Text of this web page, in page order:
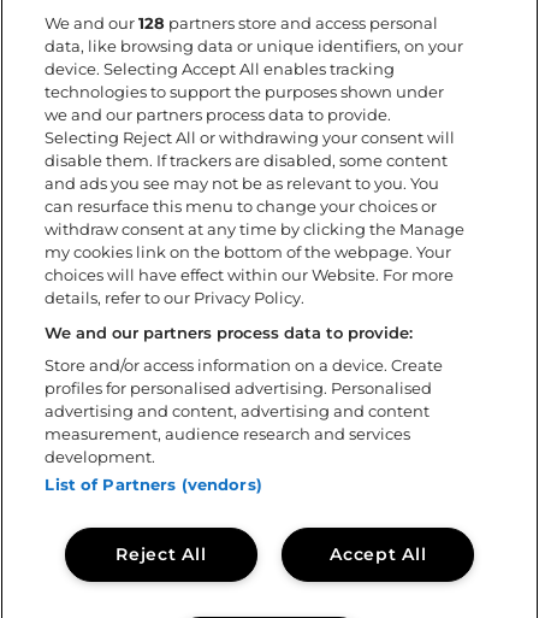
Info
Hitta hit
Camping/Boende
Barn på festivalen
Tillgänglighet
Under festivalen
FAQ
Om
Ladda ner app
Policys
Tillgänglighetsredogörelse
Volontär
Kontakta oss
Sweden Rock Spirits
Sweden Rock Magazine
We and our128 partners store and access personal
data, like browsing data or unique identifiers, on your
device. Selecting Accept All enables tracking
technologies to support the purposes shown under
we and our partners process data to provide.
Selecting Reject All or withdrawing your consent will
disable them. If trackers are disabled, some content
and ads you see may not be as relevant to you. You
can resurface this menu to change your choices or
withdraw consent at any time by clicking the Manage
my cookies link on the bottom of the webpage. Your
choices will have effect within our Website. For more
details, refer to our Privacy Policy.
We and our partners process data to provide:
Store and/or access information on a device. Create
profiles for personalised advertising. Personalised
advertising and content, advertising and content
measurement, audience research and services
development.
List of Partners (vendors)
Accept All
Reject All